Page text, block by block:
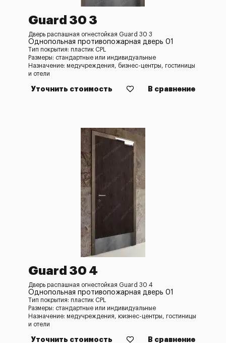
Guard 30 3
Дверь распашная огнестойкая Guard 30 3
Однопольная противопожарная дверь 01
Тип покрытия: пластик CPL
Размеры: стандартные или индивидуальные
Назначение: медучреждения, бизнес-центры, гостиницы
и отели
Уточнить стоимость В сравнение
Guard 30 4
Дверь распашная огнестойкая Guard 30 4
Однопольная противопожарная дверь 01
Тип покрытия: пластик CPL
Размеры: стандартные или индивидуальные
Назначение: медучреждения, юизнес-центры, гостиницы
и отели
Уточнить стоимость В сравнение